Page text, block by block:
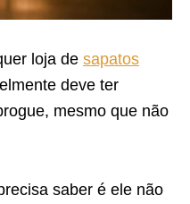
loja de sapatos
deve ter
mesmo que não
saber é ele não